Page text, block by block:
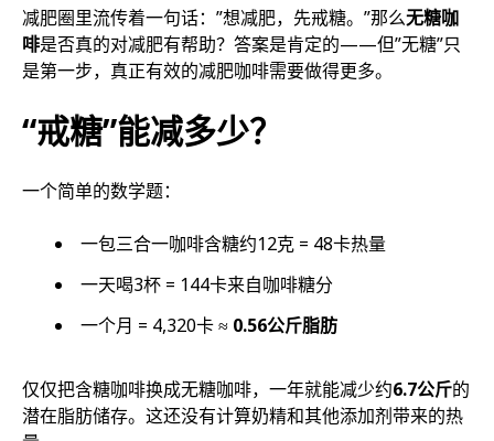
减肥圈里流传着一句话：”想减肥，先戒糖。”那么无糖咖
啡是否真的对减肥有帮助？答案是肯定的——但”无糖”只
是第一步，真正有效的减肥咖啡需要做得更多。
“戒糖”能减多少？
一个简单的数学题：
一包三合一咖啡含糖约12克 = 48卡热量
一天喝3杯 = 144卡来自咖啡糖分
一个月 = 4,320卡 ≈ 0.56公斤脂肪
仅仅把含糖咖啡换成无糖咖啡，一年就能减少约6.7公斤的
潜在脂肪储存。这还没有计算奶精和其他添加剂带来的热